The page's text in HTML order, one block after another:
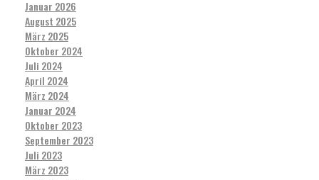
Januar 2026
August 2025
März 2025
Oktober 2024
Juli 2024
April 2024
März 2024
Januar 2024
Oktober 2023
September 2023
Juli 2023
März 2023